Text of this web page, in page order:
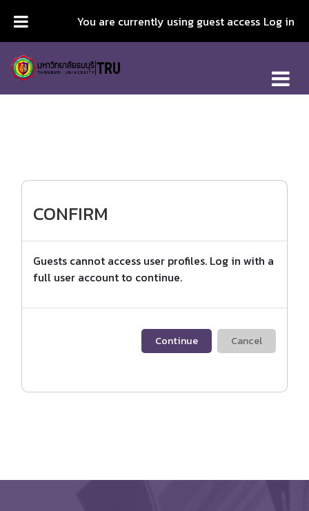
You are currently using guest access Log in
CONFIRM
Guests cannot access user profiles. Log in with a
full user account to continue.
Continue Cancel